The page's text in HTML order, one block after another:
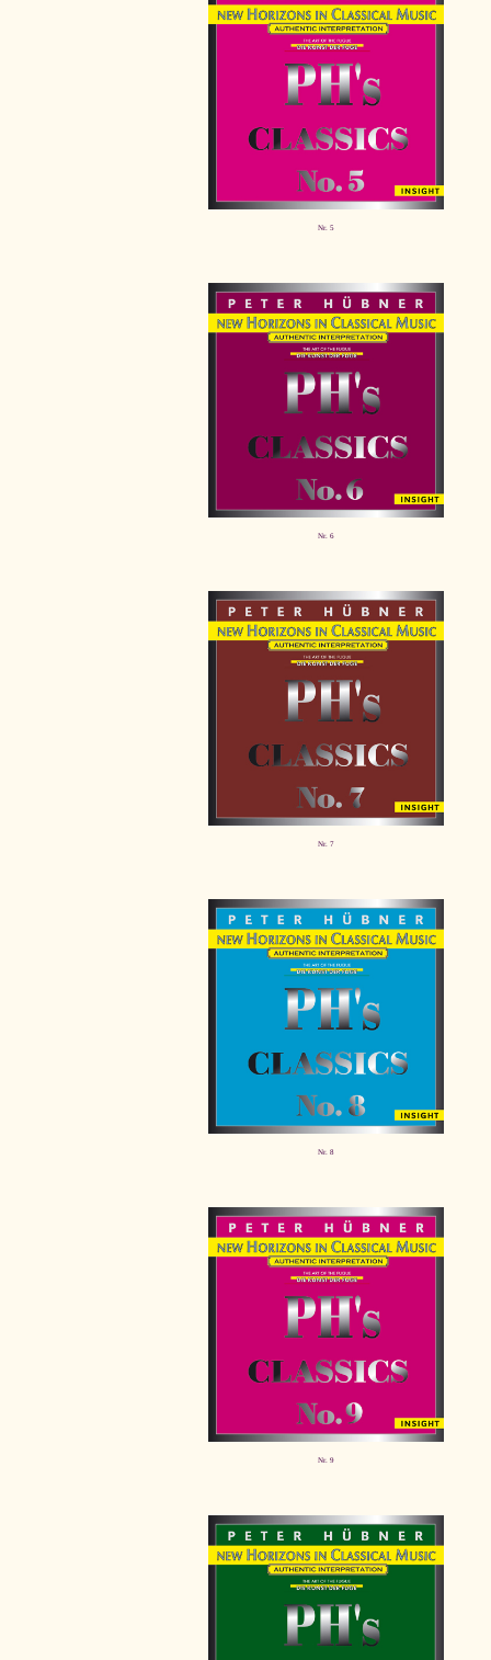
Nr. 5
Nr. 6
Nr. 7
Nr. 8
Nr. 9